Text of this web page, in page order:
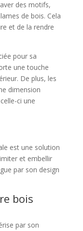
des motifs,
de bois. Cela
et de la rendre
pour sa
une touche
De plus, les
dimension
ci une
est une solution
et embellir
par son design
bois
par son